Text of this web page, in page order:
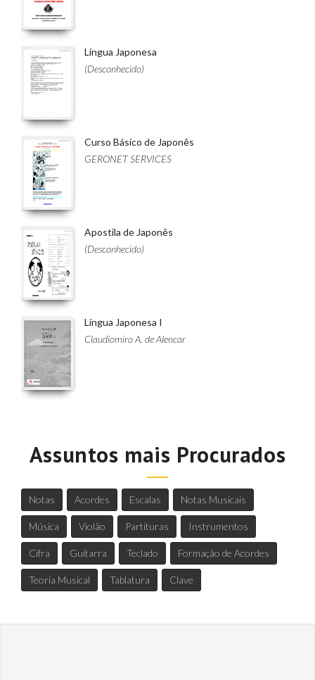
Língua Japonesa
(Desconhecido)
Curso Básico de Japonês
GERONET SERVICES
Apostila de Japonês
(Desconhecido)
Língua Japonesa I
Claudiomiro A. de Alencar
Assuntos mais Procurados
Notas Acordes Escalas Notas Musicais
Música Violão Partituras Instrumentos
Cifra Guitarra Teclado Formação de Acordes
Teoria Musical Tablatura Clave